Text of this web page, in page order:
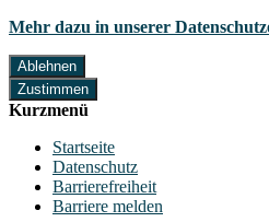
Mehr dazu in unserer
Ablehnen
Zustimmen
Kurzmenü
Startseite
Datenschutz
Barrierefreiheit
Barriere melden